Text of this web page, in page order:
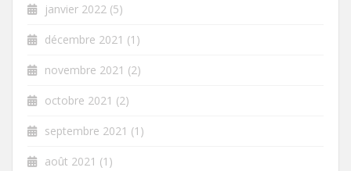
janvier 2022 (5)
décembre 2021 (1)
novembre 2021 (2)
octobre 2021 (2)
septembre 2021 (1)
août 2021 (1)